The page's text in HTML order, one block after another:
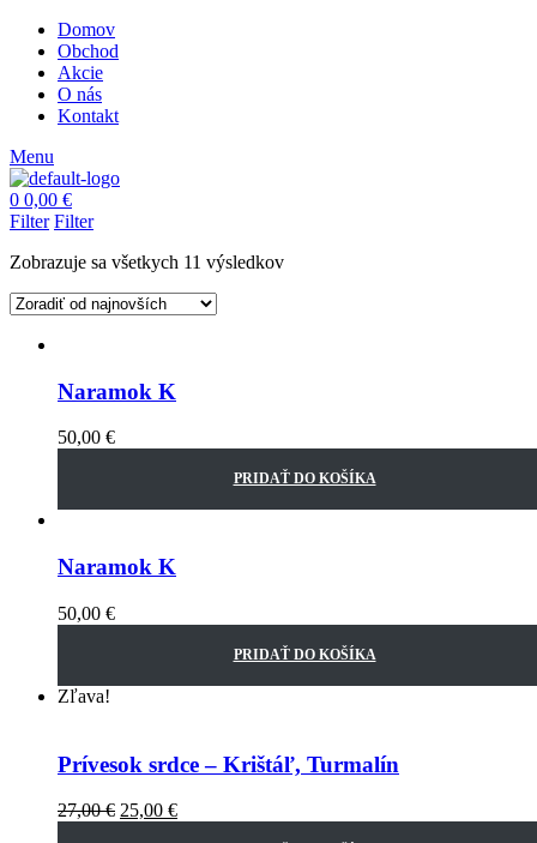
Domov
Obchod
Akcie
O nás
Kontakt
Menu
0 0,00 €
Filter Filter
Zobrazuje sa všetkych 11 výsledkov
Naramok K
50,00 €
PRIDAŤ DO KOŠÍKA
Naramok K
50,00 €
PRIDAŤ DO KOŠÍKA
Zľava!
Prívesok srdce – Krištáľ, Turmalín
27,00€ 25,00 €